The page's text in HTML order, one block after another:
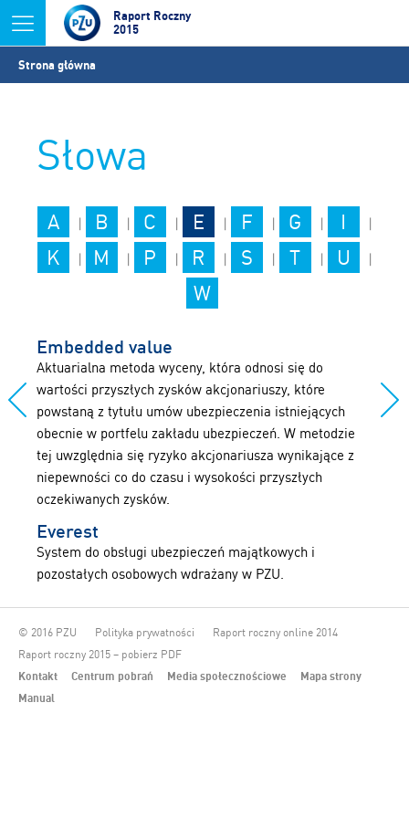
Jump to navigation
Raport Roczny
2015
Jesteś
tutaj
Strona główna
Słowa
A | B | C | E | F | G | I |
K | M | P | R | S | T | U |
W
Embedded value
Aktuarialna metoda wyceny, która odnosi się do
wartości przyszłych zysków akcjonariuszy, które
powstaną z tytułu umów ubezpieczenia istniejących
obecnie w portfelu zakładu ubezpieczeń. W metodzie
tej uwzględnia się ryzyko akcjonariusza wynikające z
niepewności co do czasu i wysokości przyszłych
oczekiwanych zysków.
Everest
System do obsługi ubezpieczeń majątkowych i
pozostałych osobowych wdrażany w PZU.
© 2016 PZU Polityka prywatności
Raport roczny online 2014
Raport roczny 2015 – pobierz PDF
Kontakt
Centrum pobrań Media społecznościowe
Mapa strony
Manual